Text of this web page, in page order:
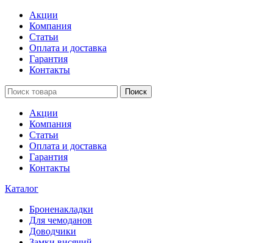
Акции
Компания
Статьи
Оплата и доставка
Гарантия
Контакты
Поиск
Акции
Компания
Статьи
Оплата и доставка
Гарантия
Контакты
Каталог
Броненакладки
Для чемоданов
Доводчики